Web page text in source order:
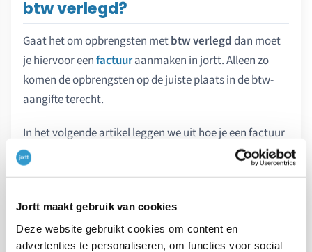
Jortt maakt gebruik van cookies
Deze website gebruikt cookies om content en
advertenties te personaliseren, om functies voor social
btw verlegd?
Gaat het om opbrengsten metbtw verlegddan moet
je hiervoor eenfactuuraanmaken in jortt. Alleen zo
komen de opbrengsten op de juiste plaats in de btw-
aangifte terecht.
In het volgende artikel leggen we uit hoe je een factuur
met btw verlegd kunt aanmaken:
Factuur met btw
Hoe boek ik opbrengsten van
Google Adsense en Amazon?